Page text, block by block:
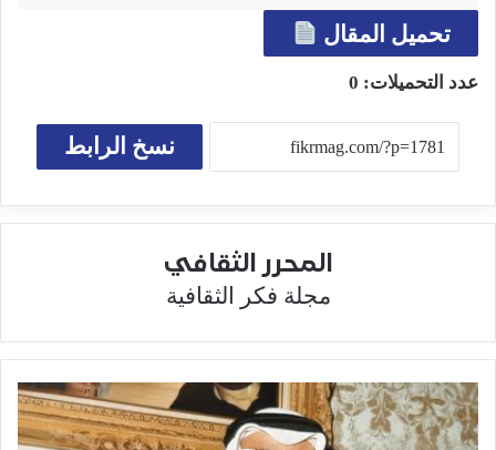
تحميل المقال
عدد التحميلات: 0
نسخ الرابط
المحرر الثقافي
مجلة فكر الثقافية